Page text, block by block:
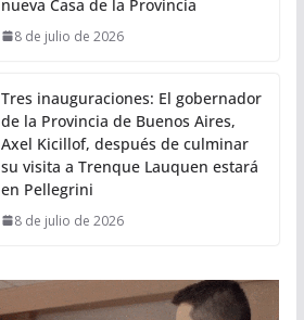
nueva Casa de la Provincia
8 de julio de 2026
Tres inauguraciones: El gobernador
de la Provincia de Buenos Aires,
Axel Kicillof, después de culminar
su visita a Trenque Lauquen estará
en Pellegrini
8 de julio de 2026